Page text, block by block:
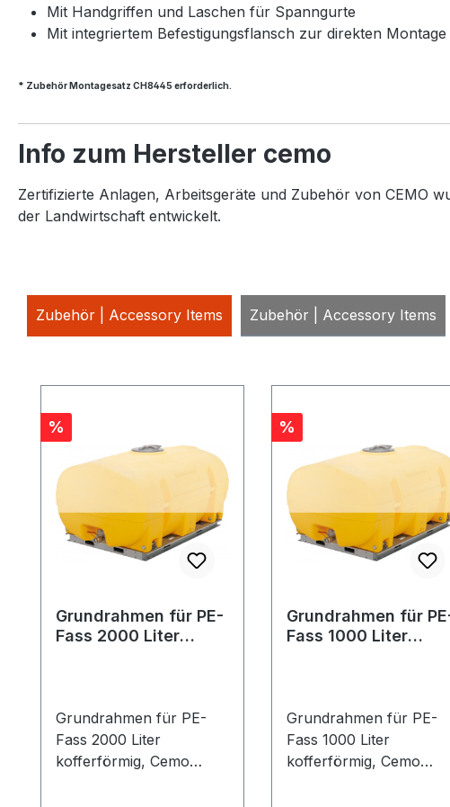
Mit Handgriffen und Laschen für Spanngurte
Mit integriertem Befestigungsflansch zur direkten
* Zubehör Montagesatz CH8445 erforderlich.
Info zum Hersteller cemo
Zertifizierte Anlagen, Arbeitsgeräte und Zubehör von CEMO
der Landwirtschaft entwickelt.
Zubehör | Accessory Items Zubehör | Accessory Items
Rabatt
%
Grundrahmen für PE-
Fass 2000 Liter
Grundrahmen für PE-
Fass 2000 Liter
kofferförmig, Cemo
Rabatt
%
Grundrahmen für
Fass 1000 Liter
Grundrahmen für PE-
Fass 1000 Liter
kofferförmig, Cemo